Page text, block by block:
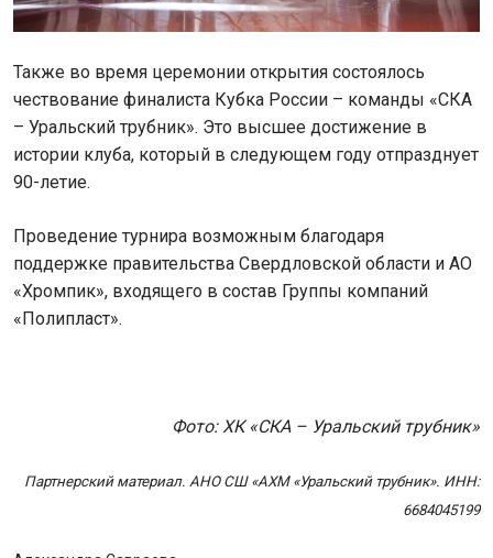
Также во время церемонии открытия состоялось
чествование финалиста Кубка России – команды «СКА
– Уральский трубник». Это высшее достижение в
истории клуба, который в следующем году отпразднует
90-летие.
Проведение турнира возможным благодаря
поддержке правительства Свердловской области и АО
«Хромпик», входящего в состав Группы компаний
«Полипласт».
Фото: ХК «СКА – Уральский трубник»
Партнерский материал. АНО СШ «АХМ «Уральский трубник». ИНН:
6684045199